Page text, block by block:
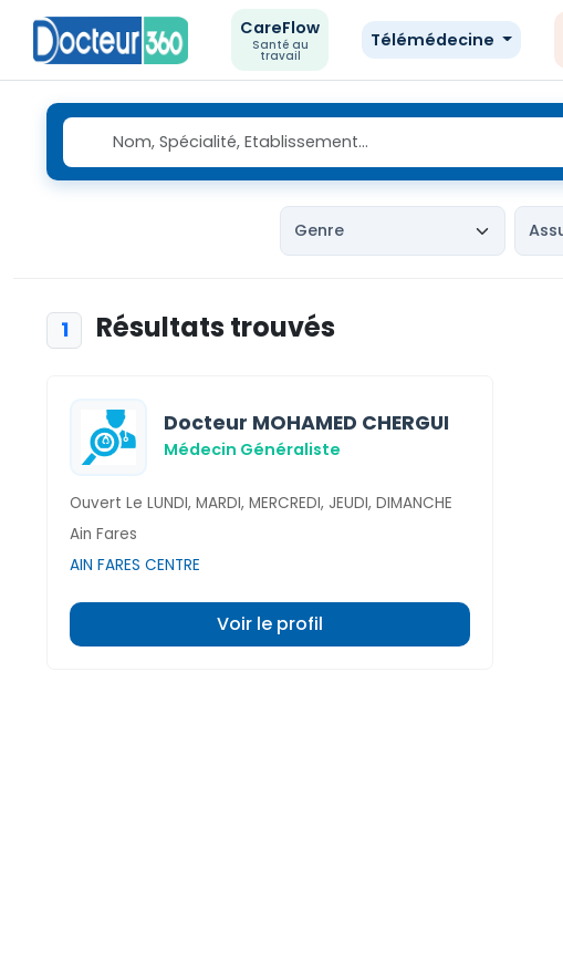
CareFlow
Santé au
travail
Télémédecine
1 Résultats trouvés
Docteur MOHAMED CHERGUI
Médecin Généraliste
Ouvert Le LUNDI, MARDI, MERCREDI, JEUDI, DIMANCHE
Ain Fares
AIN FARES CENTRE
Voir le profil